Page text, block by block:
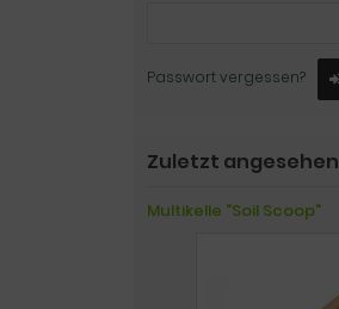
Passwort vergessen?
Zuletzt angesehen
Multikelle "Soil Scoop"